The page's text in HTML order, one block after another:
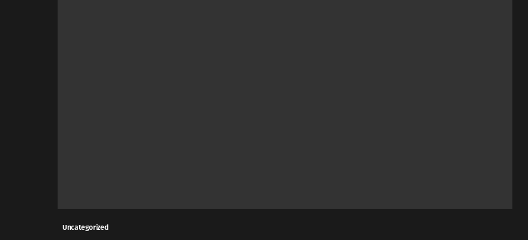
Uncategorized